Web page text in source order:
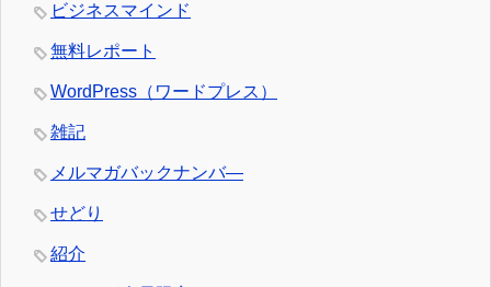
ビジネスマインド
無料レポート
WordPress（ワードプレス）
雑記
メルマガバックナンバ―
せどり
紹介